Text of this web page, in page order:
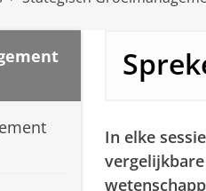
In elke